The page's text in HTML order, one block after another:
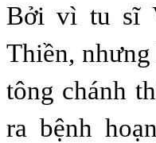
Bởi vì tu sĩ
Thiền,
tông chánh
ra bệnh